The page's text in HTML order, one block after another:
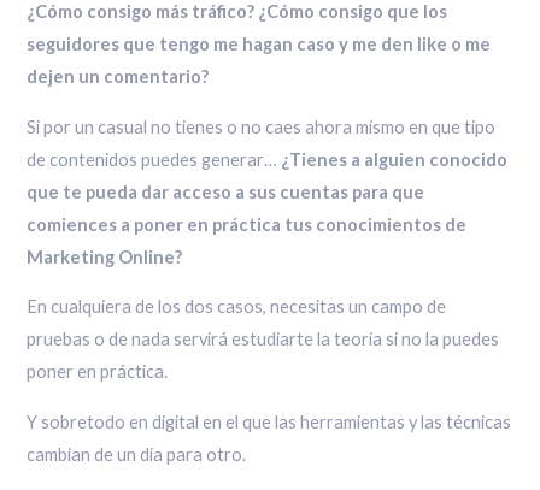
¿Cómo consigo más tráfico? ¿Cómo consigo que los
seguidores que tengo me hagan caso y me den like o me
dejen un comentario?
Si por un casual no tienes o no caes ahora mismo en que tipo
de contenidos puedes generar… ¿Tienes a alguien conocido
que te pueda dar acceso a sus cuentas para que
comiences a poner en práctica tus conocimientos de
Marketing Online?
En cualquiera de los dos casos, necesitas un campo de
pruebas o de nada servirá estudiarte la teoría si no la puedes
poner en práctica.
Y sobretodo en digital en el que las herramientas y las técnicas
cambian de un día para otro.